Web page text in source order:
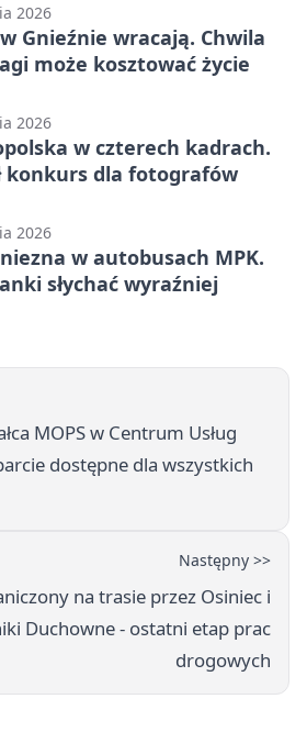
2026
w Gnieźnie wracają. Chwila
może kosztować życie
2026
w czterech kadrach.
konkurs dla fotografów
2026
w autobusach MPK.
słychać wyraźniej
MOPS w Centrum Usług
dostępne dla wszystkich
Następny >>
na trasie przez Osiniec i
Duchowne - ostatni etap prac
drogowych